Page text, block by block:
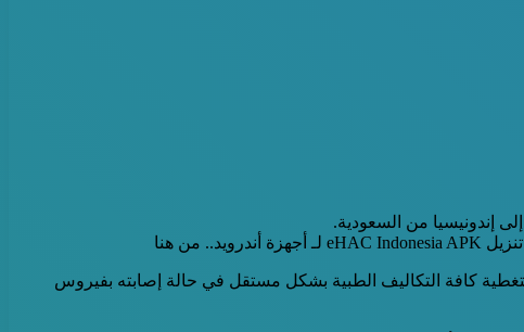
من السعودية.
كافة التكاليف الطبية بشكل مستقل في حالة إصابته بفيروس